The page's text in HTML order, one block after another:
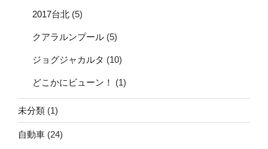
2017台北 (5)
クアラルンプール (5)
ジョグジャカルタ (10)
どこかにビューン！ (1)
未分類 (1)
自動車 (24)